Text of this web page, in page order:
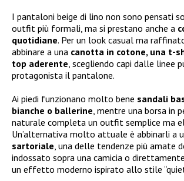
I pantaloni beige di lino non sono pensati
outfit più formali, ma si prestano anche a
quotidiane. Per un look casual ma
abbinare a una canotta in cotone, una t-
top aderente, scegliendo capi dalle linee
protagonista il pantalone.
Ai piedi funzionano molto bene sandali
bianche o ballerine, mentre una borsa in
naturale completa un outfit semplice ma
Un’alternativa molto attuale è abbinarli a
sartoriale, una delle tendenze più amate
indossato sopra una camicia o
un effetto moderno ispirato allo stile